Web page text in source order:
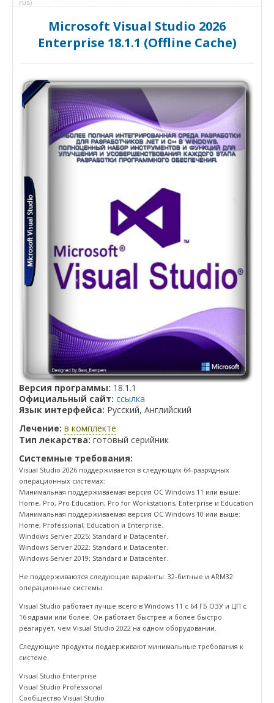
rus)
Microsoft Visual Studio 2026
Enterprise 18.1.1 (Offline Cache)
Версия программы: 18.1.1
Официальный сайт: ссылка
Язык интерфейса: Русский, Английский
Лечение: в комплекте
Тип лекарства: готовый серийник
Системные требования:
Visual Studio 2026 поддерживается в следующих 64-разрядных
операционных системах:
Минимальная поддерживаемая версия ОС Windows 11 или выше:
Home, Pro, Pro Education, Pro for Workstations, Enterprise и Education
Минимальная поддерживаемая версия ОС Windows 10 или выше:
Home, Professional, Education и Enterprise.
Windows Server 2025: Standard и Datacenter.
Windows Server 2022: Standard и Datacenter.
Windows Server 2019: Standard и Datacenter.
Не поддерживаются следующие варианты: 32-битные и ARM32
операционные системы.
Visual Studio работает лучше всего в Windows 11 с 64 ГБ ОЗУ и ЦП с
16 ядрами или более. Он работает быстрее и более быстро
реагирует, чем Visual Studio 2022 на одном оборудовании.
Следующие продукты поддерживают минимальные требования к
системе.
Visual Studio Enterprise
Visual Studio Professional
Сообщество Visual Studio